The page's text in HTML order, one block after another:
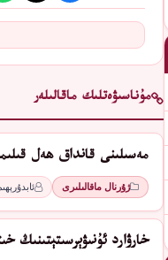
مۇناسىۋەتلىك ماقالىلەر
مەسىلىنى قانداق ھەل
ژۇرنال ماقالىلىرى
ﺧﺎﺭﯞﺍﺭﺩ ﺋﯘﻧﯩﯟﯦﺮﺳﯩﺘﯧﺘﯩﻨﯩﯔ